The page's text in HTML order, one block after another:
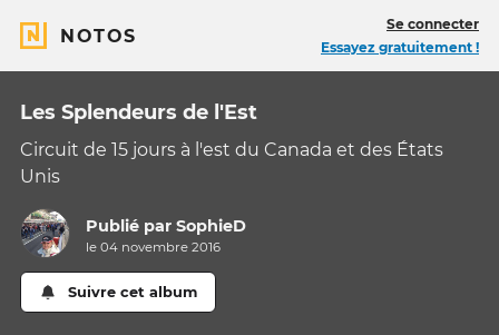
NOTOS
Se connecter
Essayez gratuitement !
Les Splendeurs de l'Est
Circuit de 15 jours à l'est du Canada et des États
Unis
Publié parSophieD
le 04 novembre 2016
Suivre cet album